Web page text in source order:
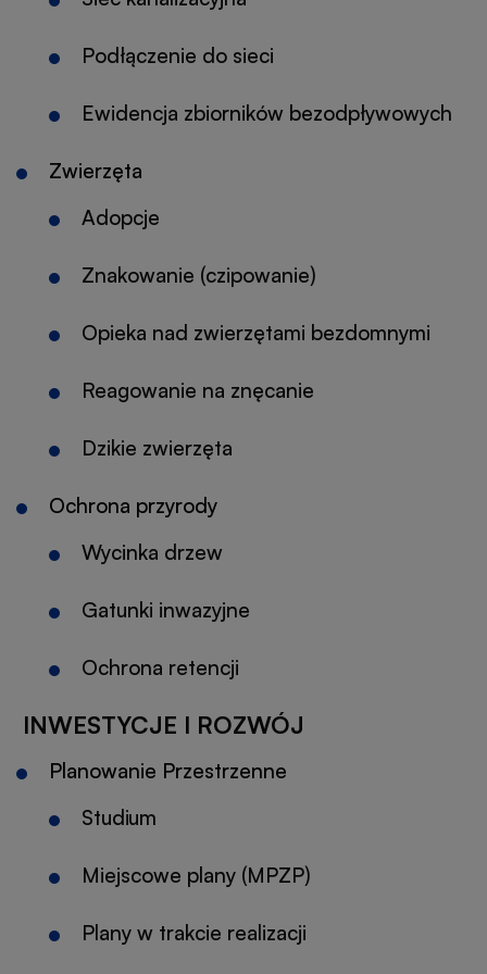
Podłączenie do sieci
Ewidencja zbiorników bezodpływowych
Zwierzęta
Adopcje
Znakowanie (czipowanie)
Opieka nad zwierzętami bezdomnymi
Reagowanie na znęcanie
Dzikie zwierzęta
Ochrona przyrody
Wycinka drzew
Gatunki inwazyjne
Ochrona retencji
INWESTYCJE I ROZWÓJ
Planowanie Przestrzenne
Studium
w
karcie
Miejscowe plany (MPZP)
Plany w trakcie realizacji